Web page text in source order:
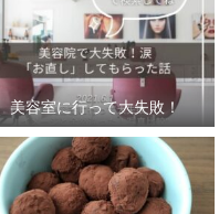
美容室に行って大失敗！